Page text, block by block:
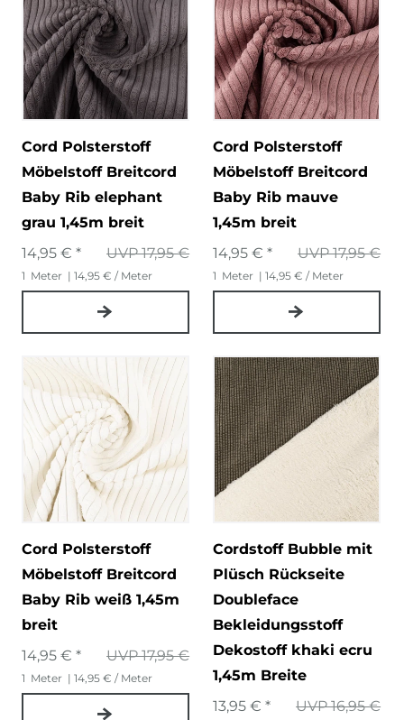
Cord Polsterstoff
Möbelstoff Breitcord
Baby Rib elephant
grau 1,45m breit
UVP 17,95 €
14,95 € *
1 Meter | 14,95 € / Meter
Cord Polsterstoff
Möbelstoff Breitcord
Baby Rib mauve
1,45m breit
UVP 17,95 €
14,95 € *
1 Meter | 14,95 € / Meter
Cord Polsterstoff
Möbelstoff Breitcord
Baby Rib weiß 1,45m
breit
UVP 17,95 €
14,95 € *
1 Meter | 14,95 € / Meter
Cordstoff Bubble mit
Plüsch Rückseite
Doubleface
Bekleidungsstoff
Dekostoff khaki ecru
1,45m Breite
UVP 16,95 €
13,95 € *